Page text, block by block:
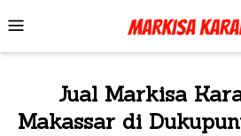
to
contentMenu
Jual Markisa
Makassar di